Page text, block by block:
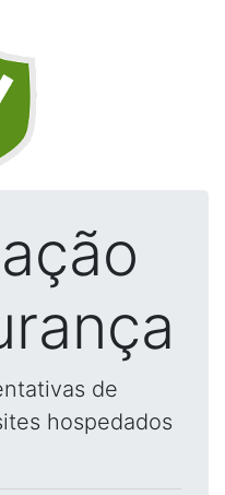
de
hospedados